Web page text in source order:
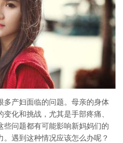
多产妇面临的问题。母亲的身体
化和挑战，尤其是手部疼痛、
些问题都有可能影响新妈妈们的
。遇到这种情况应该怎么办呢？